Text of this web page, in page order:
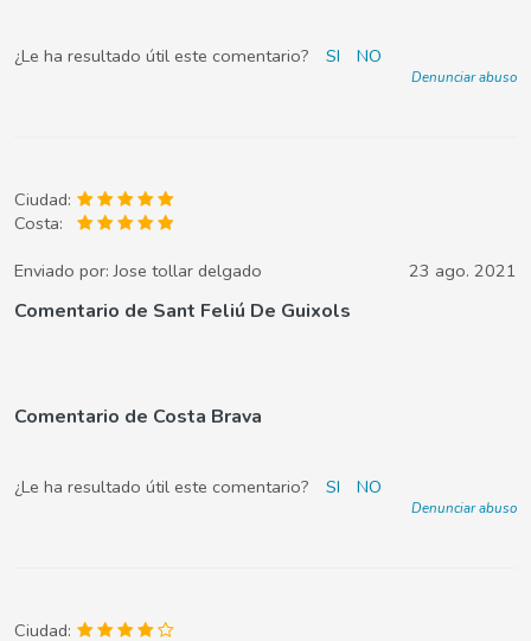
¿Le ha resultado útil este comentario? SI NO
Denunciar abuso
Ciudad:
Costa:
Enviado por:Jose tollar delgado 23 ago. 2021
Comentario de Sant Feliú De Guixols
Comentario de Costa Brava
¿Le ha resultado útil este comentario? SI NO
Denunciar abuso
Ciudad: